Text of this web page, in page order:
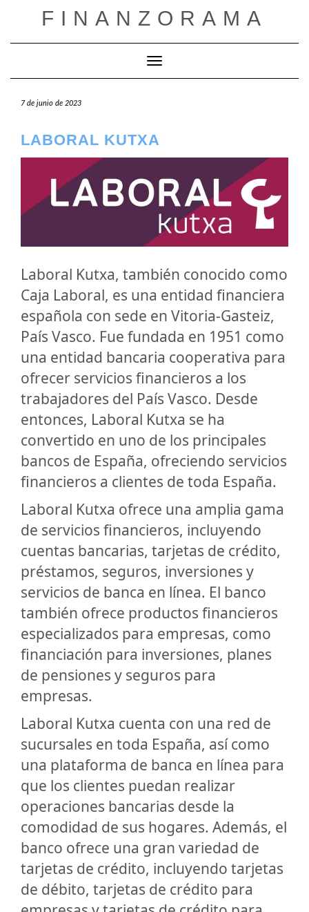
FINANZORAMA
Cambiar modo de navegación
7 de junio de 2023
LABORAL KUTXA
Laboral Kutxa, también conocido como
Caja Laboral, es una entidad financiera
española con sede en Vitoria-Gasteiz,
País Vasco. Fue fundada en 1951 como
una entidad bancaria cooperativa para
ofrecer servicios financieros a los
trabajadores del País Vasco. Desde
entonces, Laboral Kutxa se ha
convertido en uno de los principales
bancos de España, ofreciendo servicios
financieros a clientes de toda España.
Laboral Kutxa ofrece una amplia gama
de servicios financieros, incluyendo
cuentas bancarias, tarjetas de crédito,
préstamos, seguros, inversiones y
servicios de banca en línea. El banco
también ofrece productos financieros
especializados para empresas, como
financiación para inversiones, planes
de pensiones y seguros para
empresas.
Laboral Kutxa cuenta con una red de
sucursales en toda España, así como
una plataforma de banca en línea para
que los clientes puedan realizar
operaciones bancarias desde la
comodidad de sus hogares. Además, el
banco ofrece una gran variedad de
tarjetas de crédito, incluyendo tarjetas
de débito, tarjetas de crédito para